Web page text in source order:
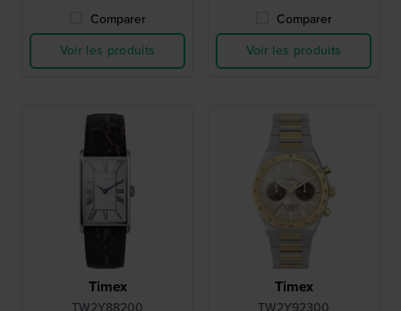
Comparer
Voir les produits
Comparer
Voir les produits
Timex Timex